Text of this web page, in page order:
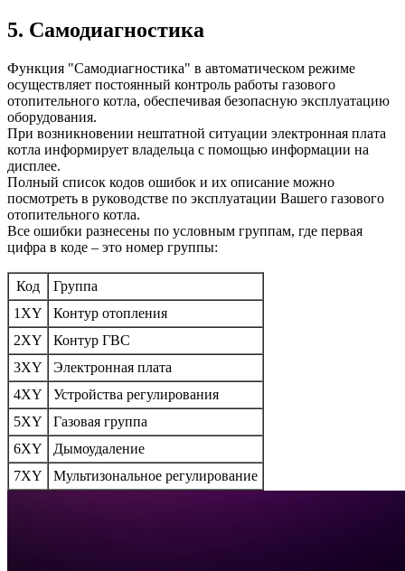
5. Самодиагностика
Функция "Самодиагностика" в автоматическом режиме
осуществляет постоянный контроль работы газового
отопительного котла, обеспечивая безопасную эксплуатацию
оборудования.
При возникновении нештатной ситуации электронная плата
котла информирует владельца с помощью информации на
дисплее.
Полный список кодов ошибок и их описание можно
посмотреть в руководстве по эксплуатации Вашего газового
отопительного котла.
Все ошибки разнесены по условным группам, где первая
цифра в коде – это номер группы:
Код
Группа
1XY
Контур отопления
2XY
Контур ГВС
3XY
Электронная плата
4XY
Устройства регулирования
5XY
Газовая группа
6XY
Дымоудаление
7XY
Мультизональное регулирование